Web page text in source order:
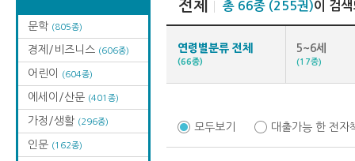
문학 (805종)
경제/비즈니스 (606종)
어린이 (604종)
에세이/산문 (401종)
가정/생활 (296종)
인문 (162종)
전체 총 66종 (255권)이 검
연령별분류 전체
(66종)
5~6세
(17종)
모두보기 대출가능 한 전자